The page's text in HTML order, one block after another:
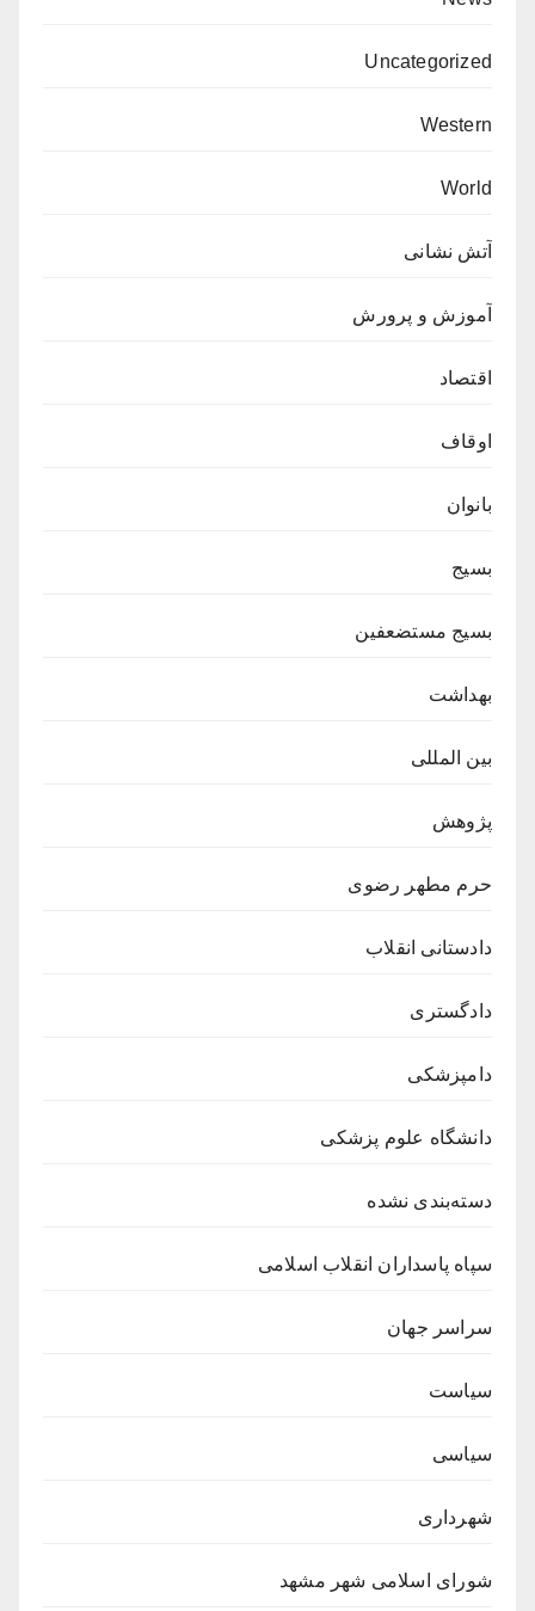
Uncategorized
Western
World
آتش نشانی
آموزش و پرورش
اقتصاد
اوقاف
بانوان
بسیج
بسیج مستضعفین
بهداشت
بین المللی
پژوهش
حرم مطهر رضوی
دادستانی انقلاب
دادگستری
دامپزشکی
دانشگاه علوم پزشکی
دسته‌بندی نشده
سپاه پاسداران انقلاب اسلامی
سراسر جهان
سیاست
سیاسی
شهرداری
شورای اسلامی شهر مشهد